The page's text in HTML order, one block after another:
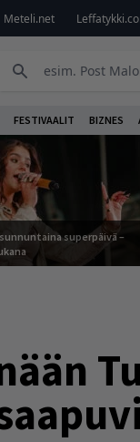
Meteli.net
FESTIVAALIT BIZNES
superpäivä –